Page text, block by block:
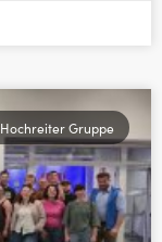
Hochreiter Gruppe